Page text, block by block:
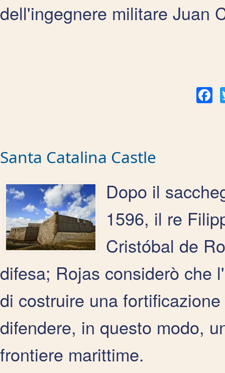
dell'ingegnere militare Juan
Santa Catalina Castle
Dopo il
1596, il re
Cristóbal de
difesa; Rojas considerò che
di costruire una
difendere, in questo modo,
frontiere marittime.